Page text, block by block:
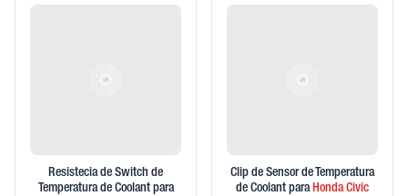
Resistecia de Switch de
Temperatura de Coolant para
Clip de Sensor de Temperatura
de Coolant paraHondaCivic